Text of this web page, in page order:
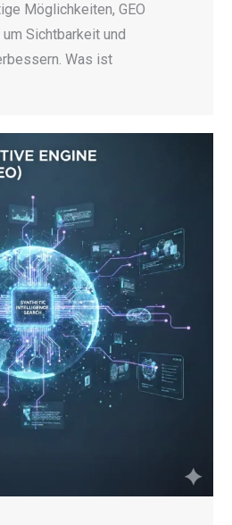
Möglichkeiten, GEO
Sichtbarkeit und
Was ist